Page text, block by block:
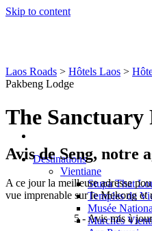
Skip to content
Destinations
Vientiane
Stupa That
Temples de
Musée
Marchés
Laos Roads > Hôtels Laos >
Pakbeng Lodge
The Sanctuary
Avis de Seng, notre
A ce jour la meilleure adresse
vue imprenable sur le Mekong et
5- Avis mis à